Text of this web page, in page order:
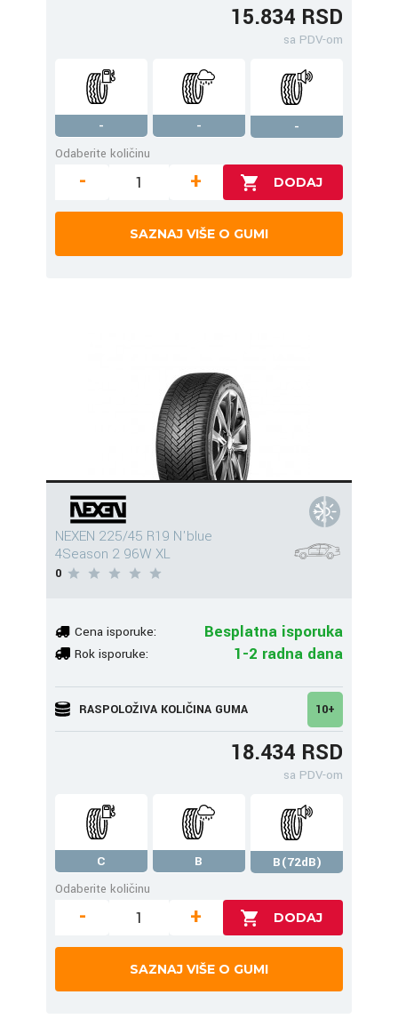
15.834 RSD
sa PDV-om
- -
-
Odaberite količinu
- +
SAZNAJ VIŠE O GUMI
NEXEN 225/45 R19 N'blue
4Season 2 96W XL
0
Cena isporuke: Besplatna isporuka
Rok isporuke: 1-2 radna dana
RASPOLOŽIVA KOLIČINA GUMA 10+
18.434 RSD
sa PDV-om
C B
B(72dB)
Odaberite količinu
- +
SAZNAJ VIŠE O GUMI